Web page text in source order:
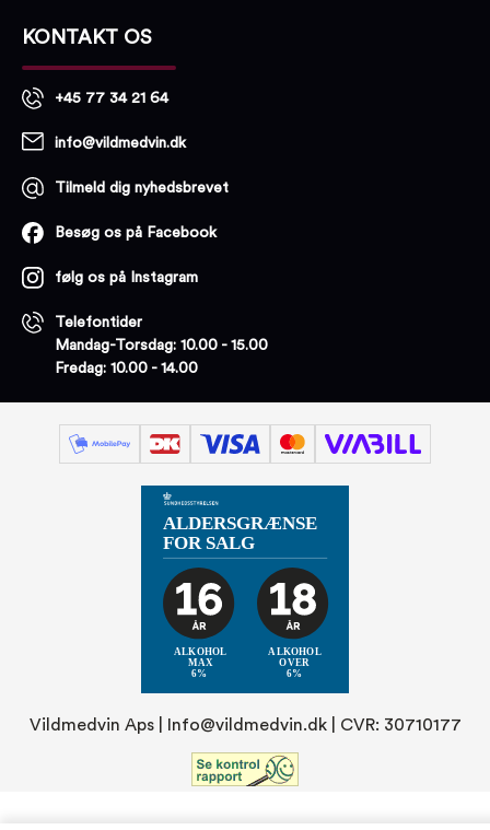
KONTAKT OS
+45 77 34 21 64
info@vildmedvin.dk
Tilmeld dig nyhedsbrevet
Besøg os på Facebook
følg os på Instagram
Telefontider
Mandag-Torsdag: 10.00 - 15.00
Fredag: 10.00 - 14.00
Vildmedvin Aps | Info@vildmedvin.dk| CVR: 30710177